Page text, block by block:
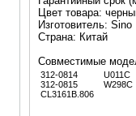
Цвет товара:
Изготовитель: Sino
Страна: Китай
Совместимые
312-0814
312-0815
CL3161B.806
U011C
W298C